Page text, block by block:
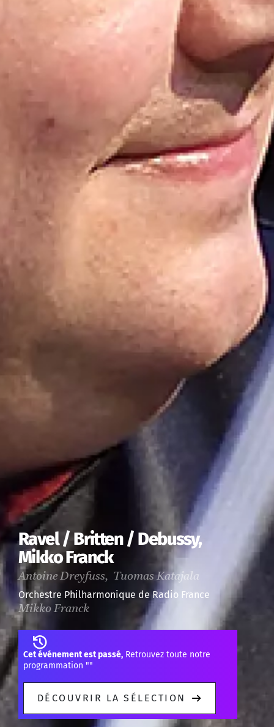
Ravel / Britten / Debussy,
Mikko Franck
Antoine Dreyfuss, Tuomas Katajala
Orchestre Philharmonique de Radio France
Mikko Franck
Cet événement est passé, Retrouvez toute notre
programmation ""
DÉCOUVRIR LA SÉLECTION